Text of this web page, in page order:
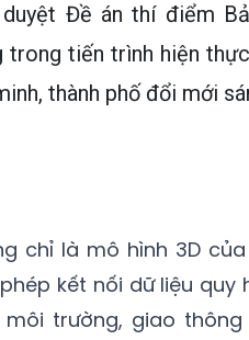
Đề án thí điểm
trong tiến trình hiện
thành phố đổi mới
chỉ là mô hình 3D
kết nối dữ liệu
trường, giao